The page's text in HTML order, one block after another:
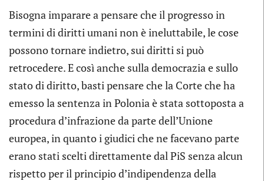
Bisogna imparare a pensare che il progresso in
termini di diritti umani non è ineluttabile, le cose
possono tornare indietro, sui diritti si può
retrocedere. E così anche sulla democrazia e sullo
stato di diritto, basti pensare che la Corte che ha
emesso la sentenza in Polonia è stata sottoposta a
procedura d’infrazione da parte dell’Unione
europea, in quanto i giudici che ne facevano parte
erano stati scelti direttamente dal PiS senza alcun
rispetto per il principio d’indipendenza della